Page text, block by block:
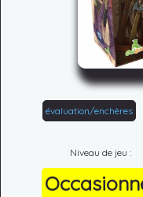
évaluation/enchères
Niveau de jeu :